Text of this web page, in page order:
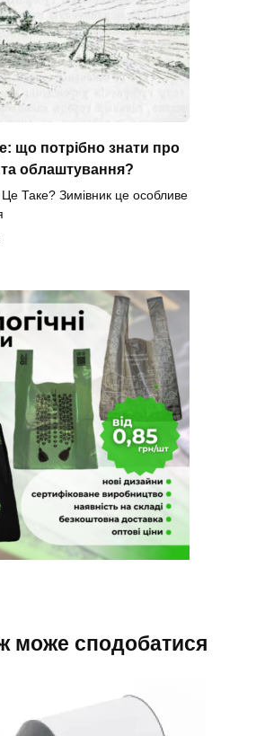
що потрібно знати про
та облаштування?
Таке? Зимівник це особливе
може сподобатися